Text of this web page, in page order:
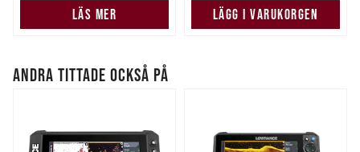
LÄS MER LÄGG I VARUKORGEN
ANDRA TITTADE OCKSÅ PÅ